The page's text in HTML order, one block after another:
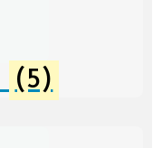
(5)